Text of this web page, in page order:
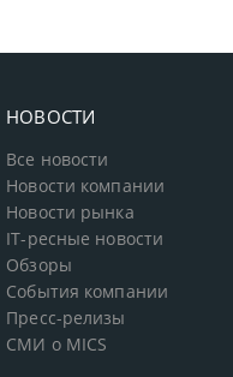
НОВОСТИ
Все новости
Новости компании
Новости рынка
IT-ресные новости
Обзоры
События компании
Пресс-релизы
СМИ о MICS